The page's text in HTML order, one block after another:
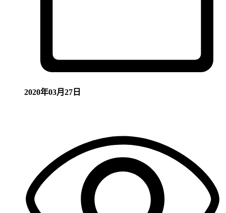
2020年03月27日